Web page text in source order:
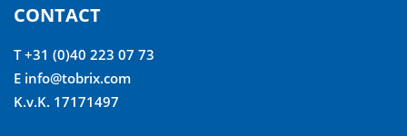
CONTACT
T +31 (0)40 223 07 73
E info@tobrix.com
K.v.K. 17171497